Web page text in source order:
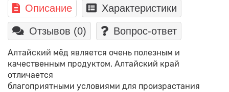
Описание Характеристики
Отзывов (0) Вопрос-ответ
Алтайский мёд является очень полезным и
качественным продуктом. Алтайский край
отличается
благоприятными условиями для произрастания